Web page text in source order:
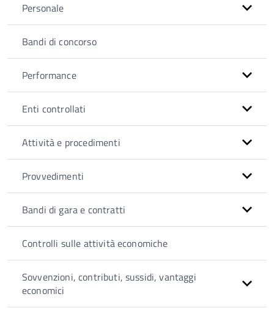
Personale
Bandi di concorso
Performance
Enti controllati
Attività e procedimenti
Provvedimenti
Bandi di gara e contratti
Controlli sulle attività economiche
Sovvenzioni, contributi, sussidi, vantaggi
economici